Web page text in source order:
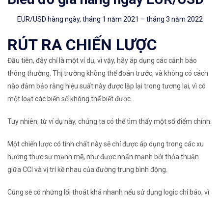
EUR/USD hàng ngày, tháng 1 năm 2021 – tháng 3 năm 2022
RÚT RA CHIẾN LƯỢC
Đầu tiên, đây chỉ là một ví dụ, vì vậy, hãy áp dụng các cảnh báo
thông thường: Thị trường không thể đoán trước, và không có cách
nào đảm bảo rằng hiệu suất này được lặp lại trong tương lai, vì có
một loạt các biến số không thể biết được.
Tuy nhiên, từ ví dụ này, chúng ta có thể tìm thấy một số điểm chính.
Một chiến lược có tính chất này sẽ chỉ được áp dụng trong các xu
hướng thực sự mạnh mẽ, như được nhấn mạnh bởi thỏa thuận
giữa CCI và vị trí kề nhau của đường trung bình động.
Cũng sẽ có những lối thoát khá nhanh nếu sử dụng logic chỉ báo, vì